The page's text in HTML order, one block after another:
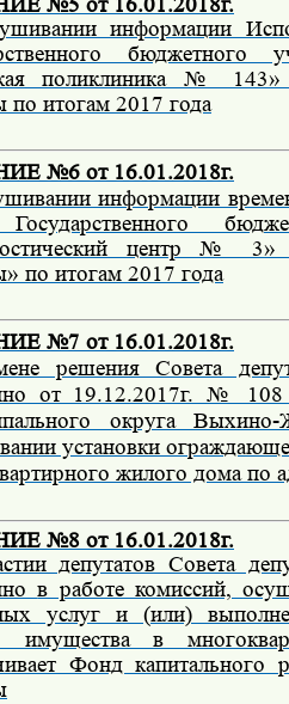
№5 от 16.01.2018г.
информации
бюджетного
поликлиника № 143»
итогам 2017 года
№6 от 16.01.2018г.
информации
центр № 3»
по итогам 2017 года
№7 от 16.01.2018г.
решения Совета
от 19.12.2017г. № 108
округа
установки
жилого дома по
№8 от 16.01.2018г.
депутатов Совета
в работе комиссий,
услуг и (или)
имущества в
Фонд